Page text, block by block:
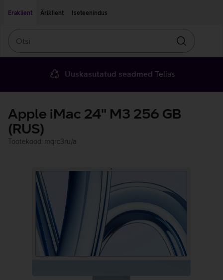
Eraklient
Äriklient Iseteenindus
Otsin
Uuskasutatud seadmed Telias
Apple iMac 24" M3 256 GB
(RUS)
Tootekood: mqrc3ru/a